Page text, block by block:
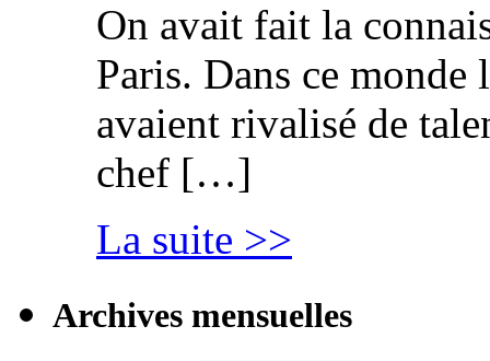
On avait fait la
Paris. Dans ce
avaient rivalisé de
chef […]
La suite >>
Archives mensuelles